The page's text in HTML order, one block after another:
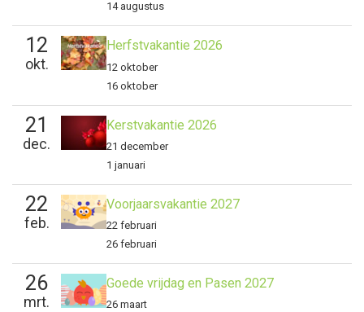
14 augustus
12
okt.
Herfstvakantie 2026
12 oktober
16 oktober
21
dec.
Kerstvakantie 2026
21 december
1 januari
22
feb.
Voorjaarsvakantie 2027
22 februari
26 februari
26
mrt.
Goede vrijdag en Pasen 2027
26 maart